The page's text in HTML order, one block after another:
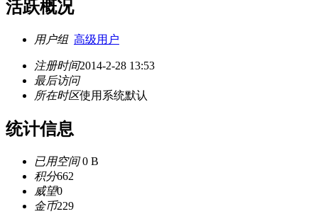
活跃概况
用户组 高级用户
注册时间2014-2-28 13:53
最后访问
所在时区使用系统默认
统计信息
已用空间0 B
积分662
威望0
金币229